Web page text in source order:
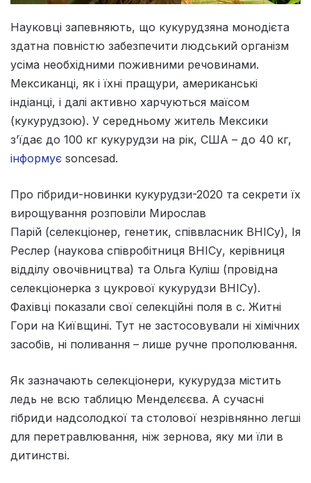
Науковці запевняють, що кукурудзяна монодієта
здатна повністю забезпечити людський організм
усіма необхідними поживними речовинами.
Мексиканці, як і їхні пращури, американські
індіанці, і далі активно харчуються маїсом
(кукурудзою). У середньому житель Мексики
з’їдає до 100 кг кукурудзи на рік, США – до 40 кг,
інформує soncesad.
Про гібриди-новинки кукурудзи-2020 та секрети їх
вирощування розповіли Мирослав
Парій (селекціонер, генетик, співвласник ВНІСу), Ія
Реслер (наукова співробітниця ВНІСу, керівниця
відділу овочівництва) та Ольга Куліш (провідна
селекціонерка з цукрової кукурудзи ВНІСу).
Фахівці показали свої селекційні поля в с. Житні
Гори на Київщині. Тут не застосовували ні хімічних
засобів, ні поливання – лише ручне прополювання.
Як зазначають селекціонери, кукурудза містить
ледь не всю таблицю Менделєєва. А сучасні
гібриди надсолодкої та столової незрівнянно легші
для перетравлювання, ніж зернова, яку ми їли в
дитинстві.